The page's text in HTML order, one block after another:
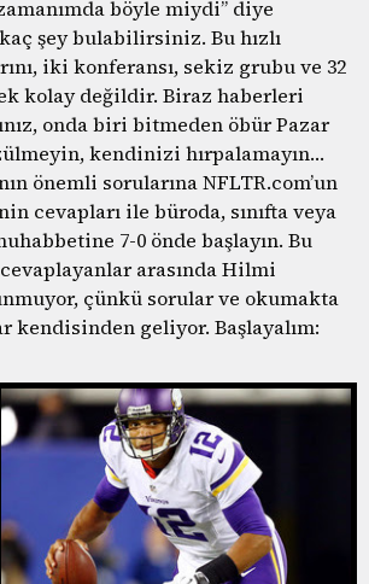
böyle miydi” diye
şey bulabilirsiniz. Bu hızlı
iki konferansı, sekiz grubu ve 32
kolay değildir. Biraz haberleri
onda biri bitmeden öbür Pazar
kendinizi hırpalamayın…
önemli sorularına NFLTR.com’un
cevapları ile büroda, sınıfta veya
7-0 önde başlayın. Bu
arasında Hilmi
çünkü sorular ve okumakta
kendisinden geliyor. Başlayalım: